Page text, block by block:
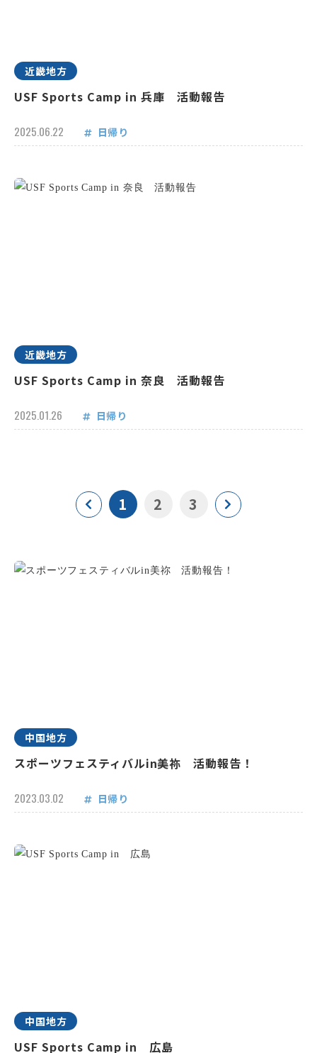
近畿地方
USF Sports Camp in 兵庫 活動報告
2025.06.22 日帰り
近畿地方
USF Sports Camp in 奈良 活動報告
2025.01.26 日帰り
1 2 3
中国地方
スポーツフェスティバルin美祢 活動報告！
2023.03.02 日帰り
中国地方
USF Sports Camp in 広島